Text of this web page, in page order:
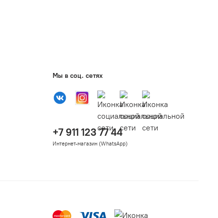
Мы в соц. сетях
+7 911 123 77 44
Интернет-магазин (WhatsApp)